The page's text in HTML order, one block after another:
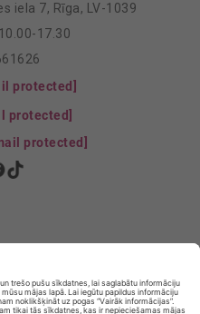
iela 7, Rīga, LV-1039
17.30
protected]
protected]
protected]
noteikumi